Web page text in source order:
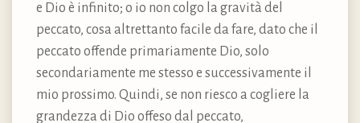
e Dio è infinito; o io non colgo la gravità del
peccato, cosa altrettanto facile da fare, dato che il
peccato offende primariamente Dio, solo
secondariamente me stesso e successivamente il
mio prossimo. Quindi, se non riesco a cogliere la
grandezza di Dio offeso dal peccato,